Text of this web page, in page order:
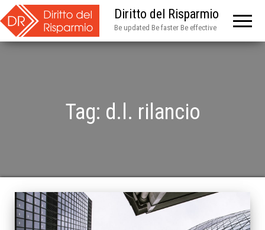
Diritto del Risparmio
Be updated Be faster Be effective
Tag: d.l. rilancio